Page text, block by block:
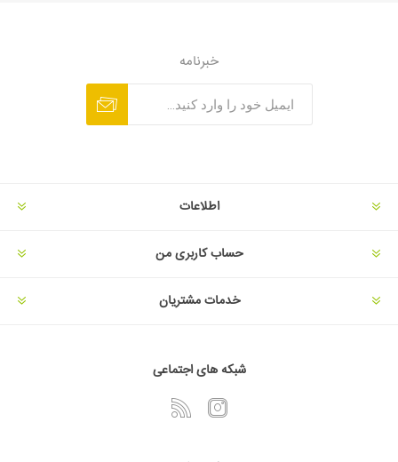
خبرنامه
اطلاعات
حساب کاربری من
خدمات مشتریان
شبکه های اجتماعی